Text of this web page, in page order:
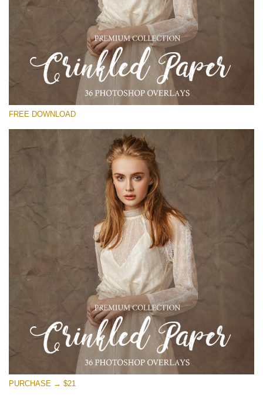
Si prega di Selezionare
Free Photoshop Overlay
Small 800*533px
Сrinkled Paper
(36 Overlays)
Entire Collection
Large 6000*4000px
Download Gratuito
FREE DOWNLOAD
PURCHASE → $21